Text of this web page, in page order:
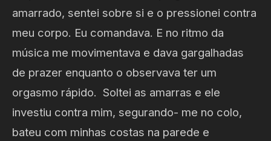
amarrado, sentei sobre si e o pressionei contra
meu corpo. Eu comandava. E no ritmo da
música me movimentava e dava gargalhadas
de prazer enquanto o observava ter um
orgasmo rápido. Soltei as amarras e ele
investiu contra mim, segurando- me no colo,
bateu com minhas costas na parede e